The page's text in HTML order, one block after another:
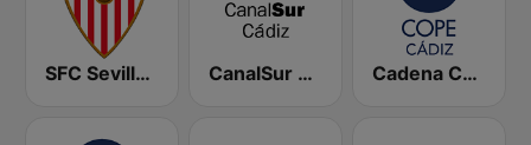
SFC Sevilla Fútbol Club Radio 91.6 CanalSur Radio Cádiz Cadena COPE Cádiz